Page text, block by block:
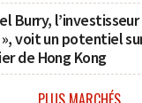
Burry,
voit un potentiel
de Hong Kong